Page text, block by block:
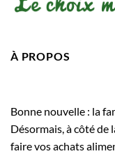
À PROPOS
Bonne nouvelle : la
Désormais, à côté de
faire vos achats